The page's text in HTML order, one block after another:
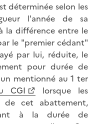
déterminée selon les
l'année de sa
la différence entre le
le "premier cédant"
par lui, réduite, le
pour durée de
mentionné au 1 ter
CGI
lorsque les
de cet abattement,
à la durée de